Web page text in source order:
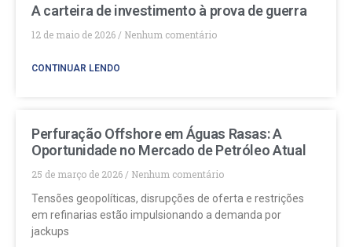
A carteira de investimento à prova de guerra
12 de maio de 2026 Nenhum comentário
CONTINUAR LENDO
Perfuração Offshore em Águas Rasas: A
Oportunidade no Mercado de Petróleo Atual
25 de março de 2026
Nenhum comentário
Tensões geopolíticas, disrupções de oferta e restrições
em refinarias estão impulsionando a demanda por
jackups